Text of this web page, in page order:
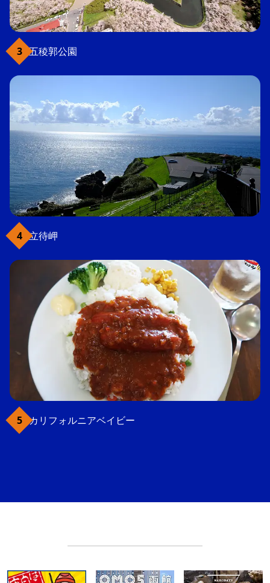
五稜郭公園
立待岬
カリフォルニアベイビー